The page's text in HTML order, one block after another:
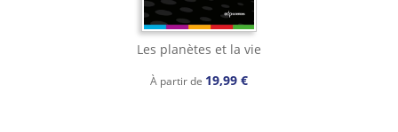
Les planètes et la vie
À partir de 19,99 €